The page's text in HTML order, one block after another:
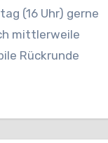
(16 Uhr) gerne
mittlerweile
Rückrunde